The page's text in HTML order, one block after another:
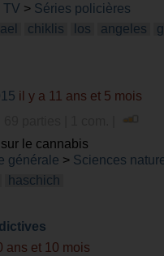
TV > Séries policières
chiklis los angeles
il y a 11 ans et 5 mois
le cannabis
générale > Sciences
haschich
ans et 10 mois